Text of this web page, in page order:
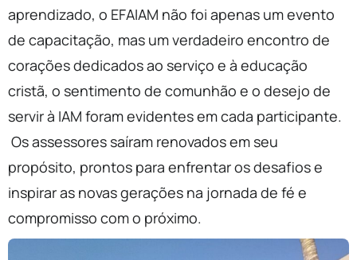
aprendizado, o EFAIAM não foi apenas um evento
de capacitação, mas um verdadeiro encontro de
corações dedicados ao serviço e à educação
cristã, o sentimento de comunhão e o desejo de
servir à IAM foram evidentes em cada participante.
Os assessores saíram renovados em seu
propósito, prontos para enfrentar os desafios e
inspirar as novas gerações na jornada de fé e
compromisso com o próximo.